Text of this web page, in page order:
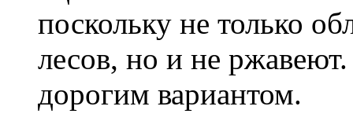
поскольку не только
лесов, но и не
дорогим вариантом.